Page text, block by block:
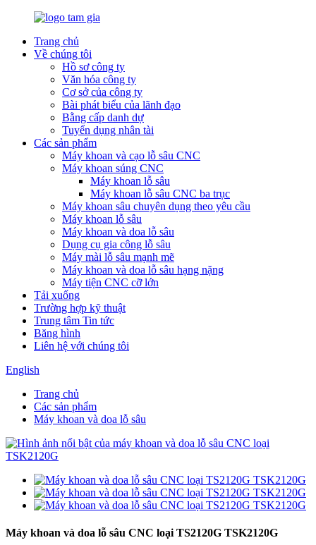
Trang chủ
Về chúng tôi
Hồ sơ công ty
Văn hóa công ty
Cơ sở của công ty
Bài phát biểu của lãnh đạo
Bằng cấp danh dự
Tuyển dụng nhân tài
Các sản phẩm
Máy khoan và cạo lỗ sâu CNC
Máy khoan súng CNC
Máy khoan lỗ sâu
Máy khoan lỗ sâu CNC ba trục
Máy khoan sâu chuyên dụng theo yêu cầu
Máy khoan lỗ sâu
Máy khoan và doa lỗ sâu
Dụng cụ gia công lỗ sâu
Máy mài lỗ sâu mạnh mẽ
Máy khoan và doa lỗ sâu hạng nặng
Máy tiện CNC cỡ lớn
Tải xuống
Trường hợp kỹ thuật
Trung tâm Tin tức
Băng hình
Liên hệ với chúng tôi
English
Trang chủ
Các sản phẩm
Máy khoan và doa lỗ sâu
Máy khoan và doa lỗ sâu CNC loại TS2120G TSK2120G